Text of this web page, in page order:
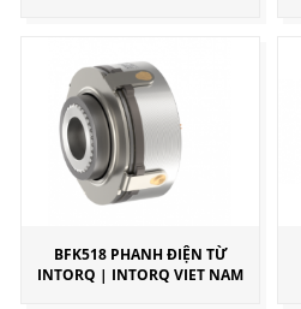
BFK518 PHANH ĐIỆN TỪ
INTORQ | INTORQ VIET NAM